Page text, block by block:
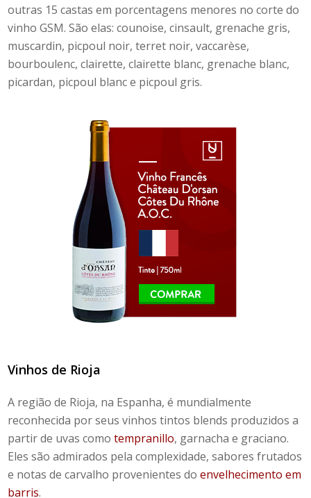
outras 15 castas em porcentagens menores nocortedo
vinho GSM. São elas: counoise, cinsault, grenache gris,
muscardin, picpoul noir, terret noir, vaccarèse,
bourboulenc, clairette, clairette blanc, grenache blanc,
picardan, picpoul blanc e picpoul gris.
Vinhos de Rioja
A região de Rioja, na Espanha, é mundialmente
reconhecida por seusvinhostintos blends produzidos a
partir de uvas comotempranillo, garnacha e graciano.
Eles são admirados pela complexidade, sabores frutados
e notas de carvalho provenientes doenvelhecimento em
barris.